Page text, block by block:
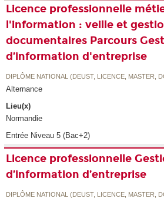
Licence professionnelle
l'information : veille et
documentaires Parcours
d’information d'entreprise
DIPLÔME NATIONAL (DEUST, LICENCE, MASTER,
Alternance
Lieu(x)
Normandie
Entrée Niveau 5 (Bac+2)
Licence professionnelle
d’information d’entreprise
DIPLÔME NATIONAL (DEUST, LICENCE, MASTER,